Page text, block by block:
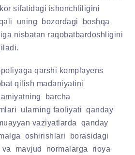
sifatidagi ishonchliligini
uning bozordagi boshqa
nisbatan raqobatbardoshligini
qarshi komplayens
qilish madaniyatini
barcha
ularning faoliyati qanday
vaziyatlarda qanday
oshirishlari borasidagi
mavjud normalarga rioya